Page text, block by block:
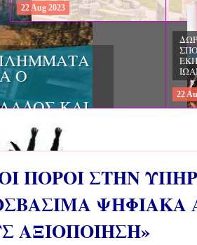
O
ΚΑΙ
ΔΩΡΕΑΝ
ΣΠΟΥΔΩΝ:
ΠΟΡΟΙ ΣΤΗΝ
ΨΗΦΙΑΚΑ
ΑΞΙΟΠΟΙΗΣΗ»